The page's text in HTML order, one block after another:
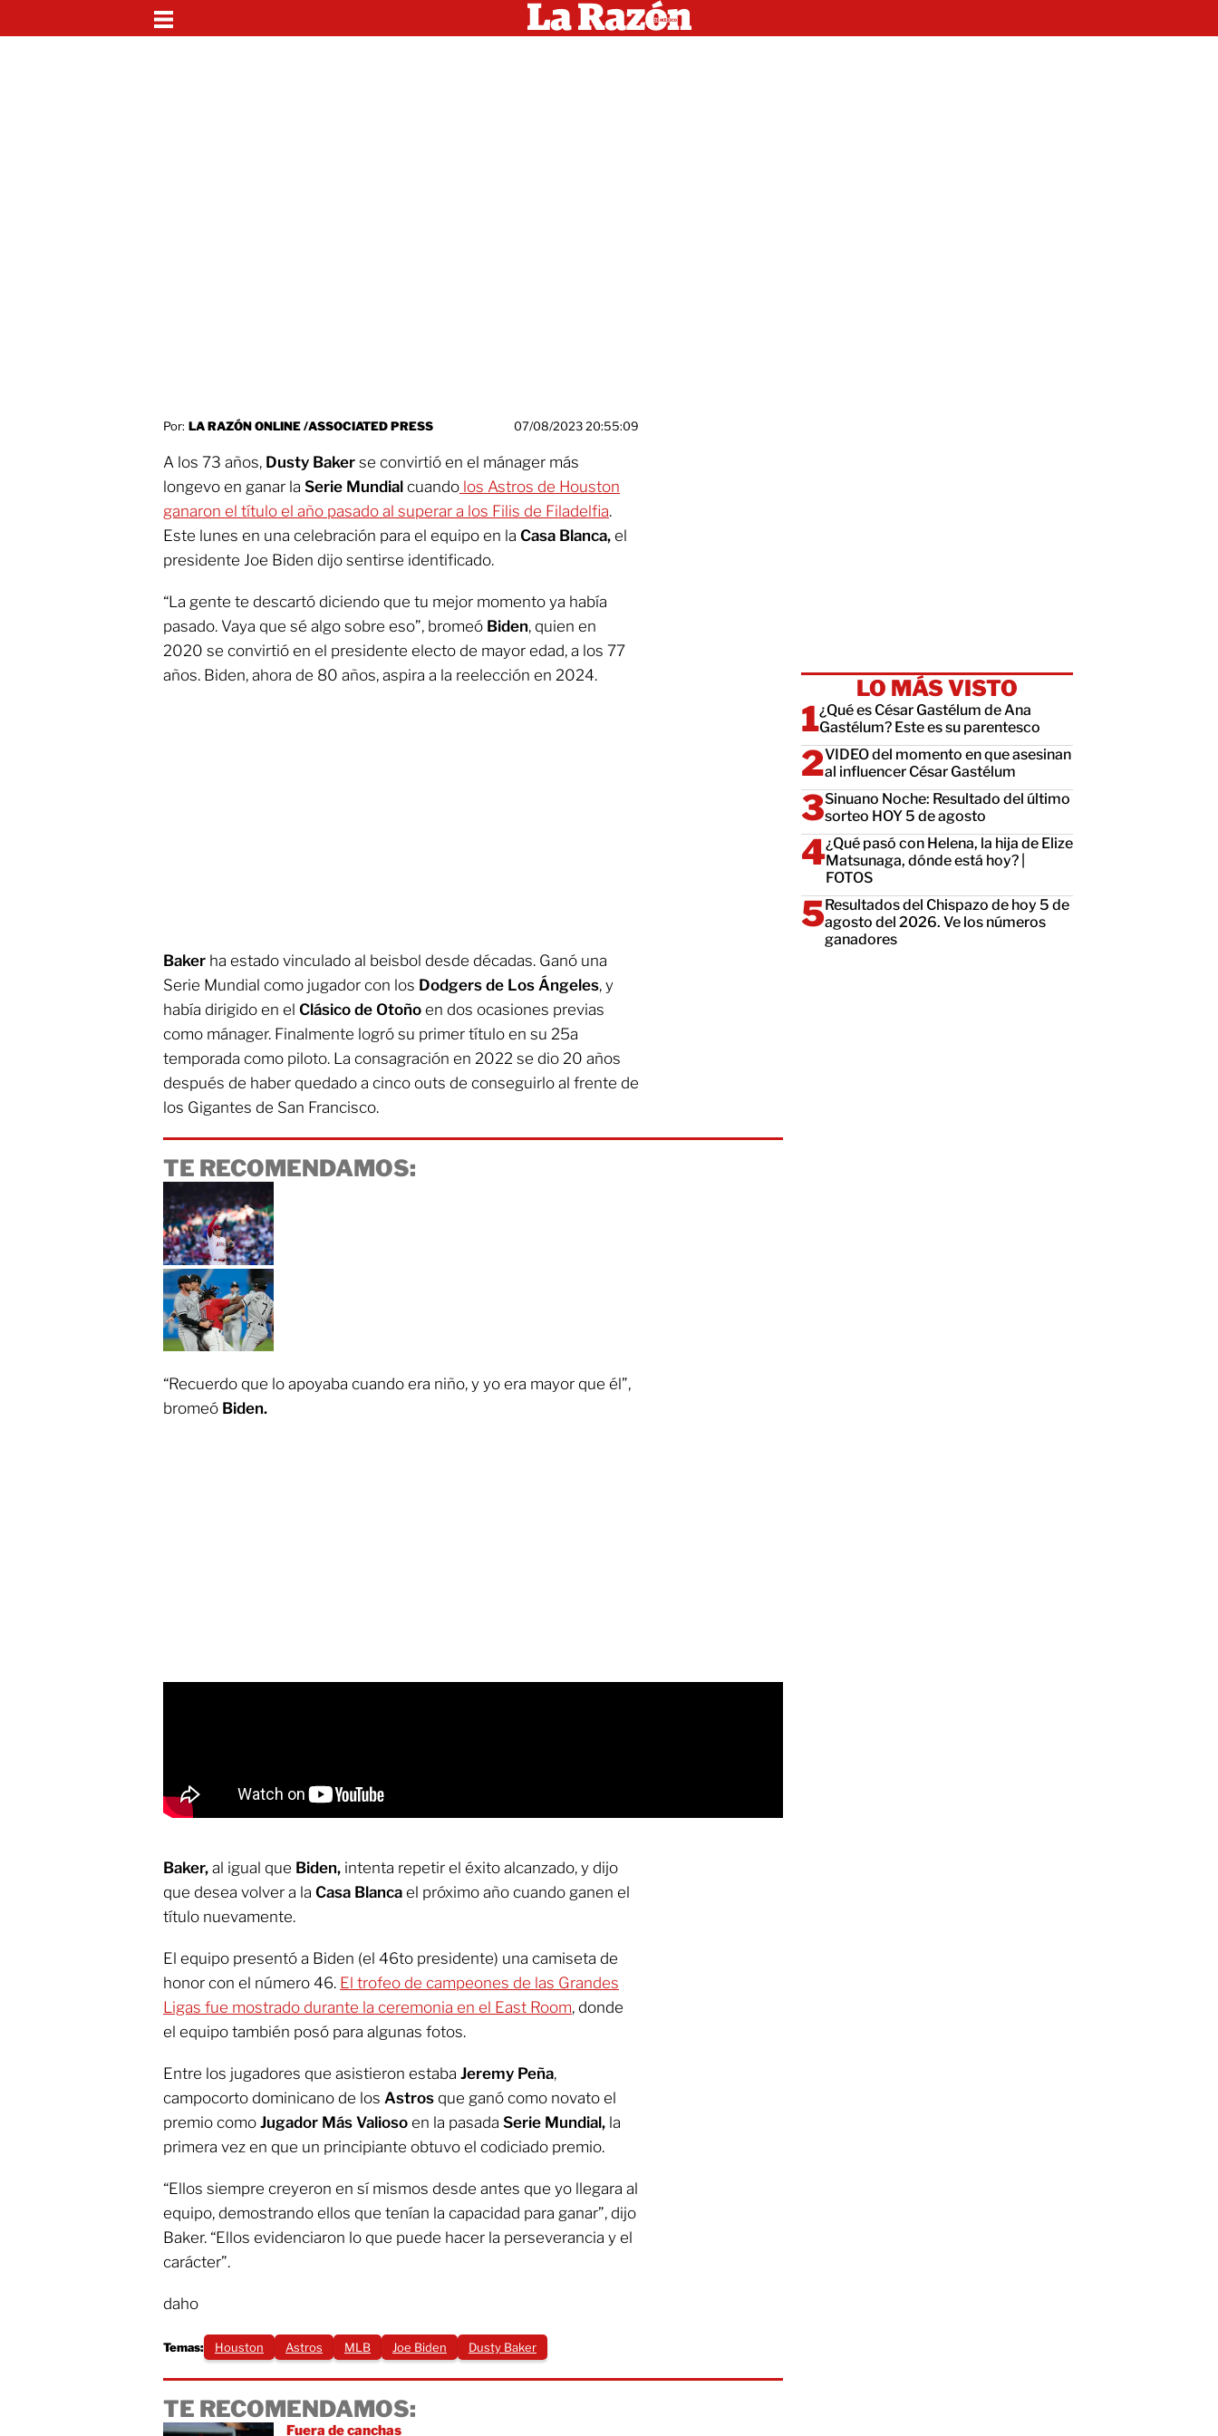
Por: LA RAZÓN ONLINE /ASSOCIATED PRESS 07/08/2023 20:55:09
A los 73 años, Dusty Baker se convirtió en el mánager más
longevo en ganar la Serie Mundial cuando los Astros de Houston
ganaron el título el año pasado al superar a los Filis de Filadelfia.
Este lunes en una celebración para el equipo en la Casa Blanca, el
presidente Joe Biden dijo sentirse identificado.
“La gente te descartó diciendo que tu mejor momento ya había
pasado. Vaya que sé algo sobre eso”, bromeó Biden, quien en
2020 se convirtió en el presidente electo de mayor edad, a los 77
años. Biden, ahora de 80 años, aspira a la reelección en 2024.
Baker ha estado vinculado al beisbol desde décadas. Ganó una
Serie Mundial como jugador con los Dodgers de Los Ángeles, y
había dirigido en el Clásico de Otoño en dos ocasiones previas
como mánager. Finalmente logró su primer título en su 25a
temporada como piloto. La consagración en 2022 se dio 20 años
después de haber quedado a cinco outs de conseguirlo al frente de
los Gigantes de San Francisco.
TE RECOMENDAMOS:
“Recuerdo que lo apoyaba cuando era niño, y yo era mayor que él”,
bromeó Biden.
Baker, al igual que Biden, intenta repetir el éxito alcanzado, y dijo
que desea volver a la Casa Blanca el próximo año cuando ganen el
título nuevamente.
El equipo presentó a Biden (el 46to presidente) una camiseta de
honor con el número 46. El trofeo de campeones de las Grandes
Ligas fue mostrado durante la ceremonia en el East Room, donde
el equipo también posó para algunas fotos.
Entre los jugadores que asistieron estaba Jeremy Peña,
campocorto dominicano de los Astros que ganó como novato el
premio como Jugador Más Valioso en la pasada Serie Mundial, la
primera vez en que un principiante obtuvo el codiciado premio.
“Ellos siempre creyeron en sí mismos desde antes que yo llegara al
equipo, demostrando ellos que tenían la capacidad para ganar”, dijo
Baker. “Ellos evidenciaron lo que puede hacer la perseverancia y el
carácter”.
daho
Temas: Houston Astros MLB Joe Biden Dusty Baker
TE RECOMENDAMOS:
Fuera de canchas
LO MÁS VISTO
¿Qué es César Gastélum de Ana
Gastélum? Este es su parentesco
VIDEO del momento en que asesinan
al influencer César Gastélum
Sinuano Noche: Resultado del último
sorteo HOY 5 de agosto
¿Qué pasó con Helena, la hija de Elize
Matsunaga, dónde está hoy? |
FOTOS
Resultados del Chispazo de hoy 5 de
agosto del 2026. Ve los números
ganadores